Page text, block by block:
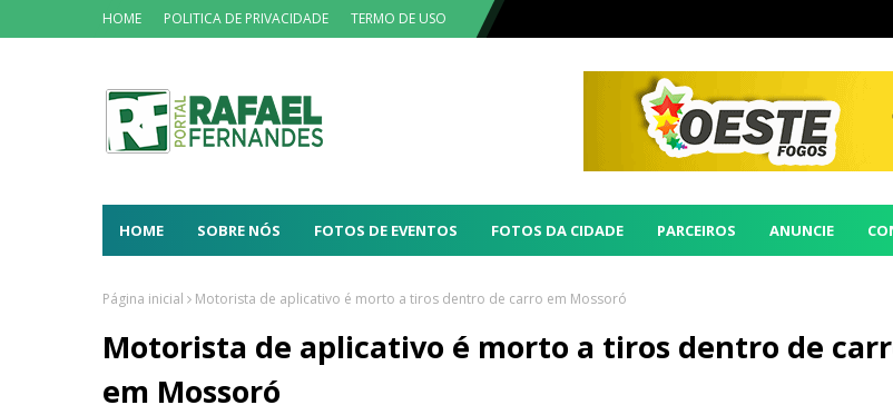
HOME POLITICA DE PRIVACIDADE TERMO DE USO
HOME SOBRE NÓS FOTOS DE EVENTOS FOTOS DA CIDADE PARCEIROS ANUNCIE
Página inicial Motorista de aplicativo é morto a tiros dentro de carro em Mossoró
Motorista de aplicativo é morto a tiros dentro de
em Mossoró